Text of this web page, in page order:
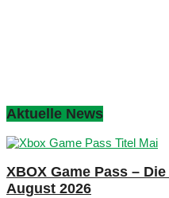
Aktuelle News
XBOX Game Pass –
August 2026